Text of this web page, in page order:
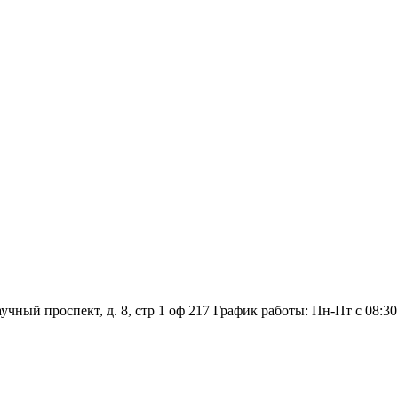
проспект, д. 8, стр 1 оф 217 График работы: Пн‑Пт с